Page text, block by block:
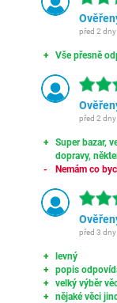
před 2 dny
Vše přesně
před 2 dny
Super bazar,
dopravy,
Nemám co
před 3 dny
levný
popis
velký výběr
nějaké věci